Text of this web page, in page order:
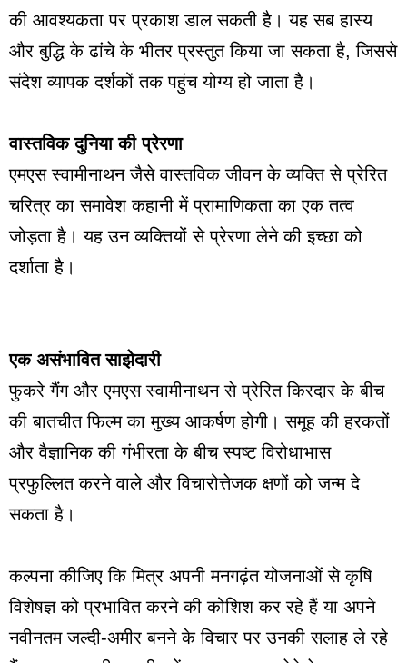
की आवश्यकता पर प्रकाश डाल सकती है। यह सब हास्य
और बुद्धि के ढांचे के भीतर प्रस्तुत किया जा सकता है, जिससे
संदेश व्यापक दर्शकों तक पहुंच योग्य हो जाता है।
वास्तविक दुनिया की प्रेरणा
एमएस स्वामीनाथन जैसे वास्तविक जीवन के व्यक्ति से प्रेरित
चरित्र का समावेश कहानी में प्रामाणिकता का एक तत्व
जोड़ता है। यह उन व्यक्तियों से प्रेरणा लेने की इच्छा को
दर्शाता है।
एक असंभावित साझेदारी
फुकरे गैंग और एमएस स्वामीनाथन से प्रेरित किरदार के बीच
की बातचीत फिल्म का मुख्य आकर्षण होगी। समूह की हरकतों
और वैज्ञानिक की गंभीरता के बीच स्पष्ट विरोधाभास
प्रफुल्लित करने वाले और विचारोत्तेजक क्षणों को जन्म दे
सकता है।
कल्पना कीजिए कि मित्र अपनी मनगढ़ंत योजनाओं से कृषि
विशेषज्ञ को प्रभावित करने की कोशिश कर रहे हैं या अपने
नवीनतम जल्दी-अमीर बनने के विचार पर उनकी सलाह ले रहे